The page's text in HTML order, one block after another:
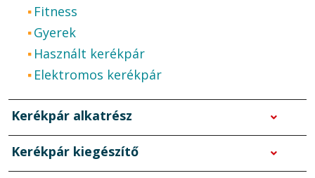
Fitness
Gyerek
Használt kerékpár
Elektromos kerékpár
Kerékpár alkatrész
Kerékpár kiegészítő